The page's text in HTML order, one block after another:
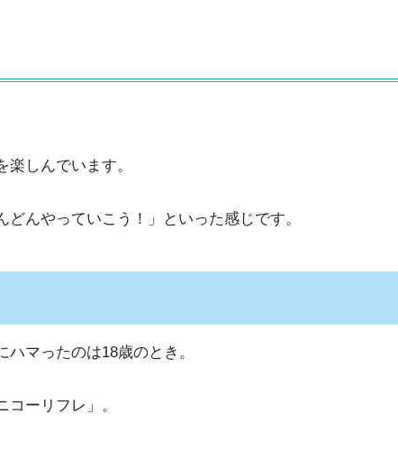
しんでいます。
んやっていこう！」といった感じです。
マったのは18歳のとき。
ーリフレ」。